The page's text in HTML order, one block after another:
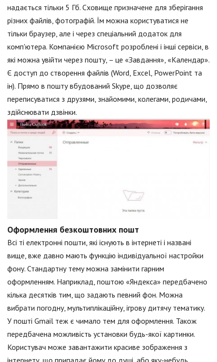
надається тільки 5 Гб. Сховище призначене для зберігання
різних файлів, фотографій. Їм можна користуватися не
тільки браузер, але і через спеціальний додаток для
комп'ютера. Компанією Microsoft розроблені і інші сервіси, в
які можна увійти через пошту, – це «Завдання», «Календар».
Є доступ до створення файлів (Word, Excel, PowerPoint та
ін). Прямо в пошту вбудований Skype, що дозволяє
переписуватися з друзями, знайомими, колегами, родичами,
здійснювати дзвінки.
Оформлення безкоштовних пошт
Всі ті електронні пошти, які існують в інтернеті і названі
вище, вже давно мають функцію індивідуальної настройки
фону. Стандартну тему можна замінити гарним
оформленням. Наприклад, поштою «Яндекса» передбачено
кілька десятків тим, що задають певний фон. Можна
вибрати погодну, мультиплікаційну, ігрову дитячу тематику.
У пошті Gmail теж є чимало тем для оформлення. Також
передбачена можливість установки будь-якої картинки.
Користувач може завантажити красиве зображення з